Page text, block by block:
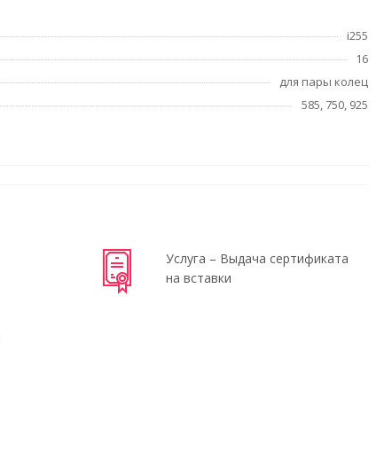
i255
16
для пары колец
585, 750, 925
Услуга – Выдача сертификата
на вставки